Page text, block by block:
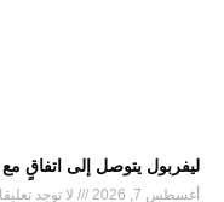
ليفربول يتوصل إلى اتفاقٍ
أغسطس 7, 2026 لا توجد